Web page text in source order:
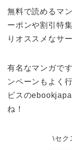
無料で読めるマ
ーポンや割引特
りオススメなサ
有名なマンガで
ンペーンもよく
ビスの
ね！
\セク